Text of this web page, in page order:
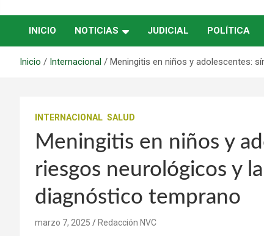
NVC Noticias
INICIO NOTICIAS JUDICIAL POLÍTICA
Inicio Internacional Meningitis en niños y adolescentes:
INTERNACIONAL SALUD
Meningitis en niños y
riesgos neurológicos y
diagnóstico temprano
marzo 7, 2025 Redacción NVC